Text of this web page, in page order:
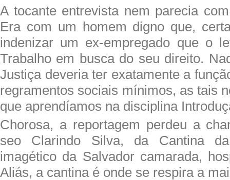
A tocante entrevista nem parecia
Era com um homem digno que,
indenizar um ex-empregado que o
Trabalho em busca do seu direito.
Justiça deveria ter exatamente a
regramentos sociais mínimos, as tais
que aprendíamos na disciplina
Chorosa, a reportagem perdeu a
seo Clarindo Silva, da Cantina
imagético da Salvador camarada,
Aliás, a cantina é onde se respira a